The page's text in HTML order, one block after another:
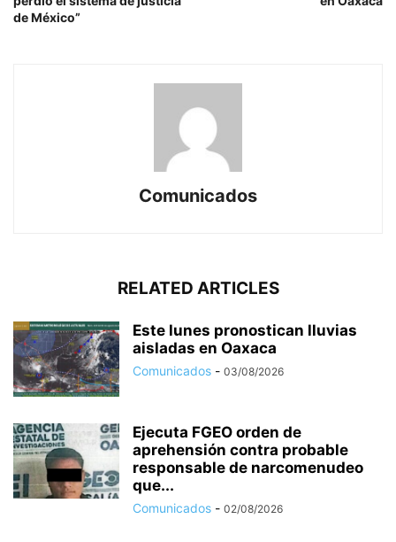
de México”
Comunicados
RELATED ARTICLES
Este lunes pronostican lluvias
aisladas en Oaxaca
Comunicados - 03/08/2026
Ejecuta FGEO orden de
aprehensión contra probable
responsable de narcomenudeo
que...
Comunicados - 02/08/2026